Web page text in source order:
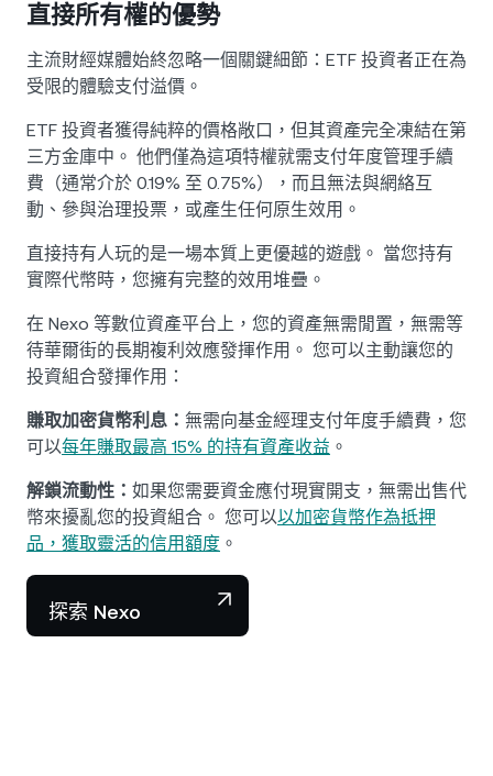
直接所有權的優勢
主流財經媒體始終忽略一個關鍵細節：ETF 投資者正在為
受限的體驗支付溢價。
ETF 投資者獲得純粹的價格敞口，但其資產完全凍結在第
三方金庫中。 他們僅為這項特權就需支付年度管理手續
費（通常介於 0.19% 至 0.75%），而且無法與網絡互
動、參與治理投票，或產生任何原生效用。
直接持有人玩的是一場本質上更優越的遊戲。 當您持有
實際代幣時，您擁有完整的效用堆疊。
在 Nexo 等數位資產平台上，您的資產無需閒置，無需等
待華爾街的長期複利效應發揮作用。 您可以主動讓您的
投資組合發揮作用：
賺取加密貨幣利息： 無需向基金經理支付年度手續費，您
可以每年賺取最高 15% 的持有資產收益 。
解鎖流動性： 如果您需要資金應付現實開支，無需出售代
幣來擾亂您的投資組合。 您可以以加密貨幣作為抵押
品，獲取靈活的信用額度 。
探索 Nexo